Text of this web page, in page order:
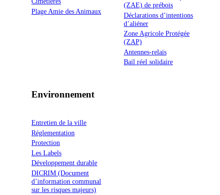
Plage Amie des Animaux
(ZAE) de prébois
Déclarations d’intentions
d’aliéner
Zone Agricole Protégée
(ZAP)
Antennes-relais
Bail réel solidaire
Environnement
Entretien de la ville
Réglementation
Protection
Les Labels
Développement durable
DICRIM (Document
d’information communal
sur les risques majeurs)